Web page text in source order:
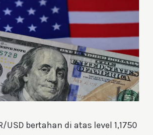
USD bertahan di atas level 1,1750